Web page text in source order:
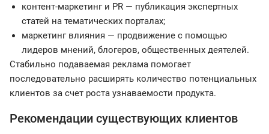
контент-маркетинг и PR — публикация экспертных
статей на тематических порталах;
маркетинг влияния — продвижение с помощью
лидеров мнений, блогеров, общественных деятелей.
Стабильно подаваемая реклама помогает
последовательно расширять количество потенциальных
клиентов за счет роста узнаваемости продукта.
Рекомендации существующих клиентов